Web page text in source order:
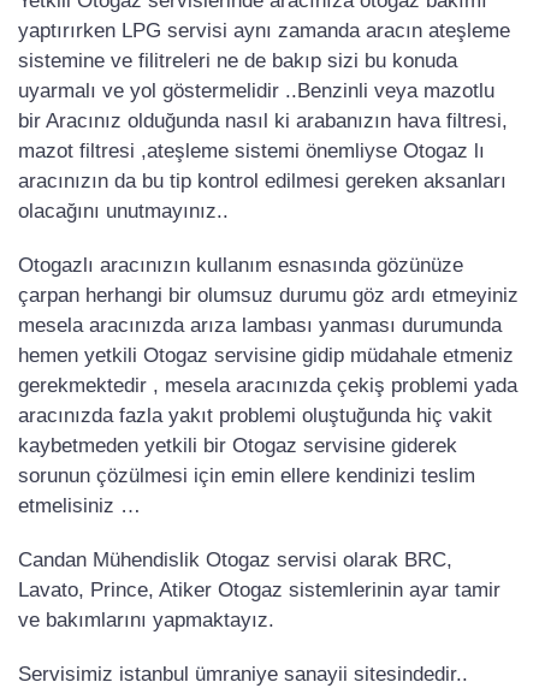
yaptırırken LPG servisi aynı zamanda aracın ateşleme
sistemine ve filitreleri ne de bakıp sizi bu konuda
uyarmalı ve yol göstermelidir ..Benzinli veya mazotlu
bir Aracınız olduğunda nasıl ki arabanızın hava filtresi,
mazot filtresi ,ateşleme sistemi önemliyse Otogaz lı
aracınızın da bu tip kontrol edilmesi gereken aksanları
olacağını unutmayınız..
Otogazlı aracınızın kullanım esnasında gözünüze
çarpan herhangi bir olumsuz durumu göz ardı etmeyiniz
mesela aracınızda arıza lambası yanması durumunda
hemen yetkili Otogaz servisine gidip müdahale etmeniz
gerekmektedir , mesela aracınızda çekiş problemi yada
aracınızda fazla yakıt problemi oluştuğunda hiç vakit
kaybetmeden yetkili bir Otogaz servisine giderek
sorunun çözülmesi için emin ellere kendinizi teslim
etmelisiniz …
Candan Mühendislik Otogaz servisi olarak BRC,
Lavato, Prince, Atiker Otogaz sistemlerinin ayar tamir
ve bakımlarını yapmaktayız.
Servisimiz istanbul ümraniye sanayii sitesindedir..